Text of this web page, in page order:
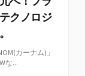
クノロジ
カーナム)」
な...